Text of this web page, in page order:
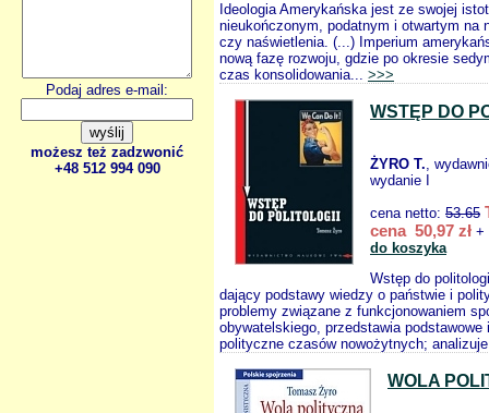
Podaj adres e-mail:
możesz też zadzwonić
+48 512 994 090
Ideologia Amerykańska jest ze swojej
nieukończonym, podatnym i otwartym na
czy naświetlenia. (...) Imperium
nową fazę rozwoju, gdzie po okresie
czas konsolidowania... >>>
WSTĘP DO
ŻYRO T.,
wydanie I
cena netto: 53.65
cena 50,97 zł +
do koszyka
Wstęp do
dający podstawy wiedzy o państwie i
problemy związane z funkcjonowaniem
obywatelskiego, przedstawia podstawowe
polityczne czasów nowożytnych;
WOLA